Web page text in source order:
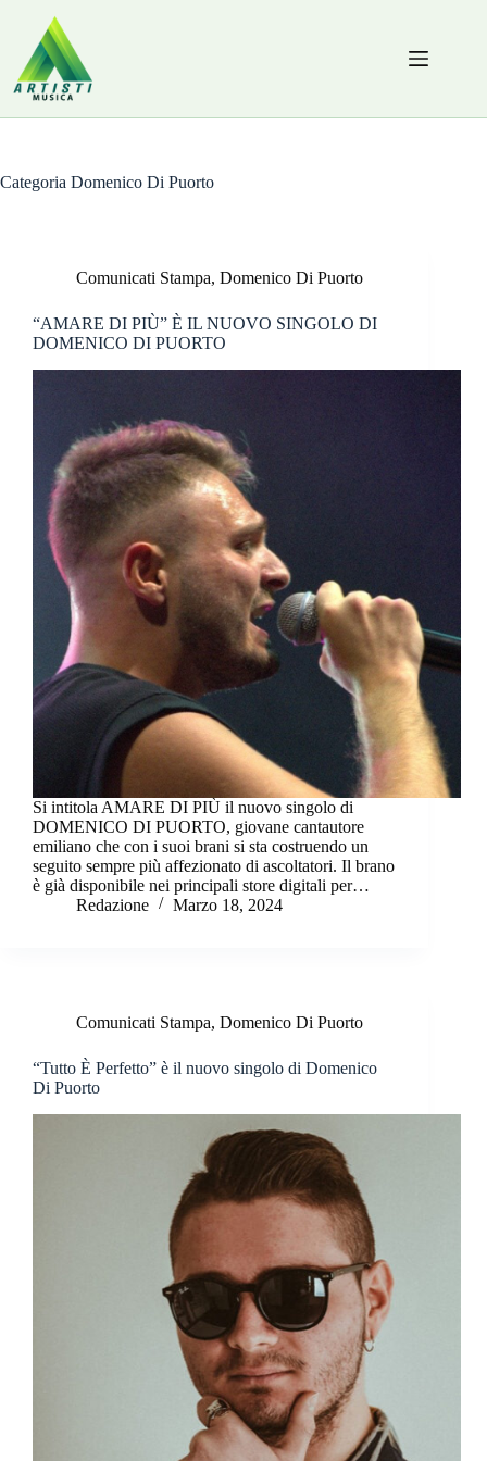
contenuto
Categoria Domenico Di Puorto
Comunicati Stampa, Domenico Di Puorto
“AMARE DI PIÙ” È IL NUOVO SINGOLO DI
DOMENICO DI PUORTO
Si intitola AMARE DI PIÙ il nuovo singolo di
DOMENICO DI PUORTO, giovane cantautore
emiliano che con i suoi brani si sta costruendo un
seguito sempre più affezionato di ascoltatori. Il brano
è già disponibile nei principali store digitali per…
Redazione
Marzo 18, 2024
Comunicati Stampa, Domenico Di Puorto
“Tutto È Perfetto” è il nuovo singolo di Domenico
Di Puorto